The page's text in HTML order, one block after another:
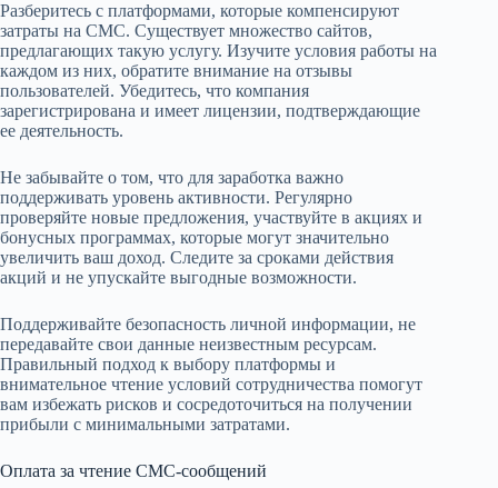
Разберитесь с платформами, которые компенсируют
затраты на СМС. Существует множество сайтов,
предлагающих такую услугу. Изучите условия работы на
каждом из них, обратите внимание на отзывы
пользователей. Убедитесь, что компания
зарегистрирована и имеет лицензии, подтверждающие
ее деятельность.
Не забывайте о том, что для заработка важно
поддерживать уровень активности. Регулярно
проверяйте новые предложения, участвуйте в акциях и
бонусных программах, которые могут значительно
увеличить ваш доход. Следите за сроками действия
акций и не упускайте выгодные возможности.
Поддерживайте безопасность личной информации, не
передавайте свои данные неизвестным ресурсам.
Правильный подход к выбору платформы и
внимательное чтение условий сотрудничества помогут
вам избежать рисков и сосредоточиться на получении
прибыли с минимальными затратами.
Оплата за чтение СМС-сообщений